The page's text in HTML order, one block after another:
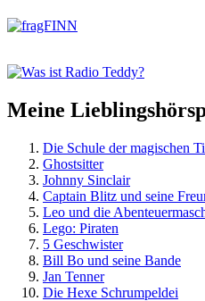
Meine
Die Schule der magischen
Ghostsitter
Johnny Sinclair
Captain Blitz und seine
Leo und die
Lego: Piraten
5 Geschwister
Bill Bo und seine Bande
Jan Tenner
Die Hexe Schrumpeldei